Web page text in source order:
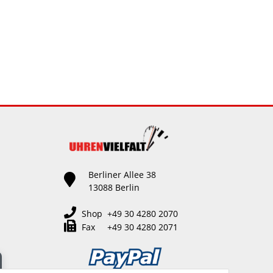
Berliner Allee 38
13088 Berlin
Shop +49 30 4280 2070
Fax +49 30 4280 2071